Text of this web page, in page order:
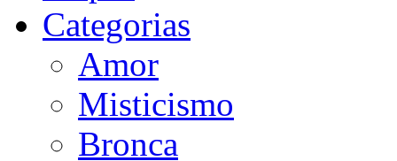
Categorias
Amor
Misticismo
Bronca